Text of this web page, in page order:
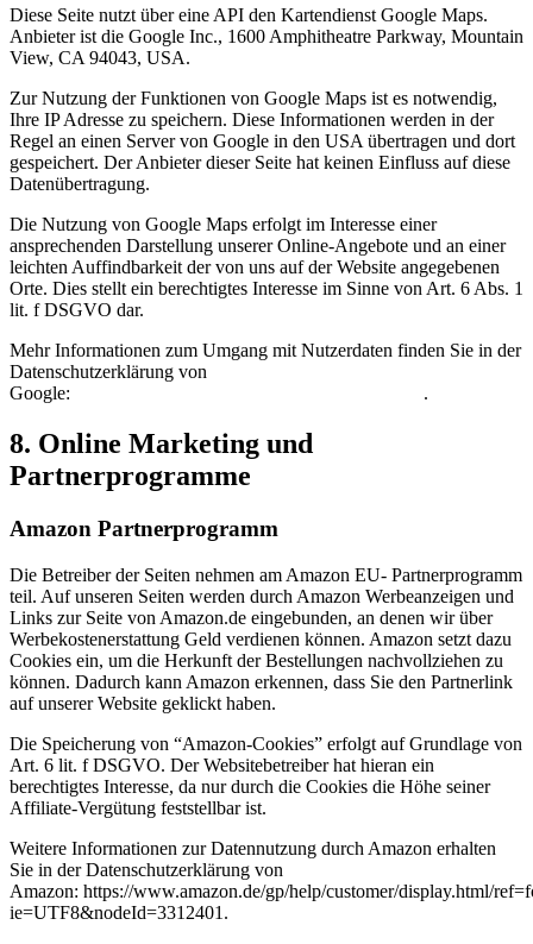
Diese Seite nutzt über eine API den Kartendienst Google Maps.
Anbieter ist die Google Inc., 1600 Amphitheatre Parkway, Mountain
View, CA 94043, USA.
Zur Nutzung der Funktionen von Google Maps ist es notwendig,
Ihre IP Adresse zu speichern. Diese Informationen werden in der
Regel an einen Server von Google in den USA übertragen und dort
gespeichert. Der Anbieter dieser Seite hat keinen Einfluss auf diese
Datenübertragung.
Die Nutzung von Google Maps erfolgt im Interesse einer
ansprechenden Darstellung unserer Online-Angebote und an einer
leichten Auffindbarkeit der von uns auf der Website angegebenen
Orte. Dies stellt ein berechtigtes Interesse im Sinne von Art. 6 Abs. 1
lit. f DSGVO dar.
Mehr Informationen zum Umgang mit Nutzerdaten finden Sie in der
Datenschutzerklärung von
Google:
.
8. Online Marketing und
Partnerprogramme
Amazon Partnerprogramm
Die Betreiber der Seiten nehmen am Amazon EU- Partnerprogramm
teil. Auf unseren Seiten werden durch Amazon Werbeanzeigen und
Links zur Seite von Amazon.de eingebunden, an denen wir über
Werbekostenerstattung Geld verdienen können. Amazon setzt dazu
Cookies ein, um die Herkunft der Bestellungen nachvollziehen zu
können. Dadurch kann Amazon erkennen, dass Sie den Partnerlink
auf unserer Website geklickt haben.
Die Speicherung von “Amazon-Cookies” erfolgt auf Grundlage von
Art. 6 lit. f DSGVO. Der Websitebetreiber hat hieran ein
berechtigtes Interesse, da nur durch die Cookies die Höhe seiner
Affiliate-Vergütung feststellbar ist.
Weitere Informationen zur Datennutzung durch Amazon erhalten
Sie in der Datenschutzerklärung von
Amazon: https://www.amazon.de/gp/help/customer/display.html/
ie=UTF8&nodeId=3312401.